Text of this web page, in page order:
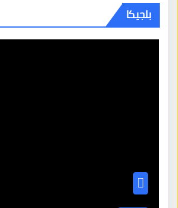
بلجيكا